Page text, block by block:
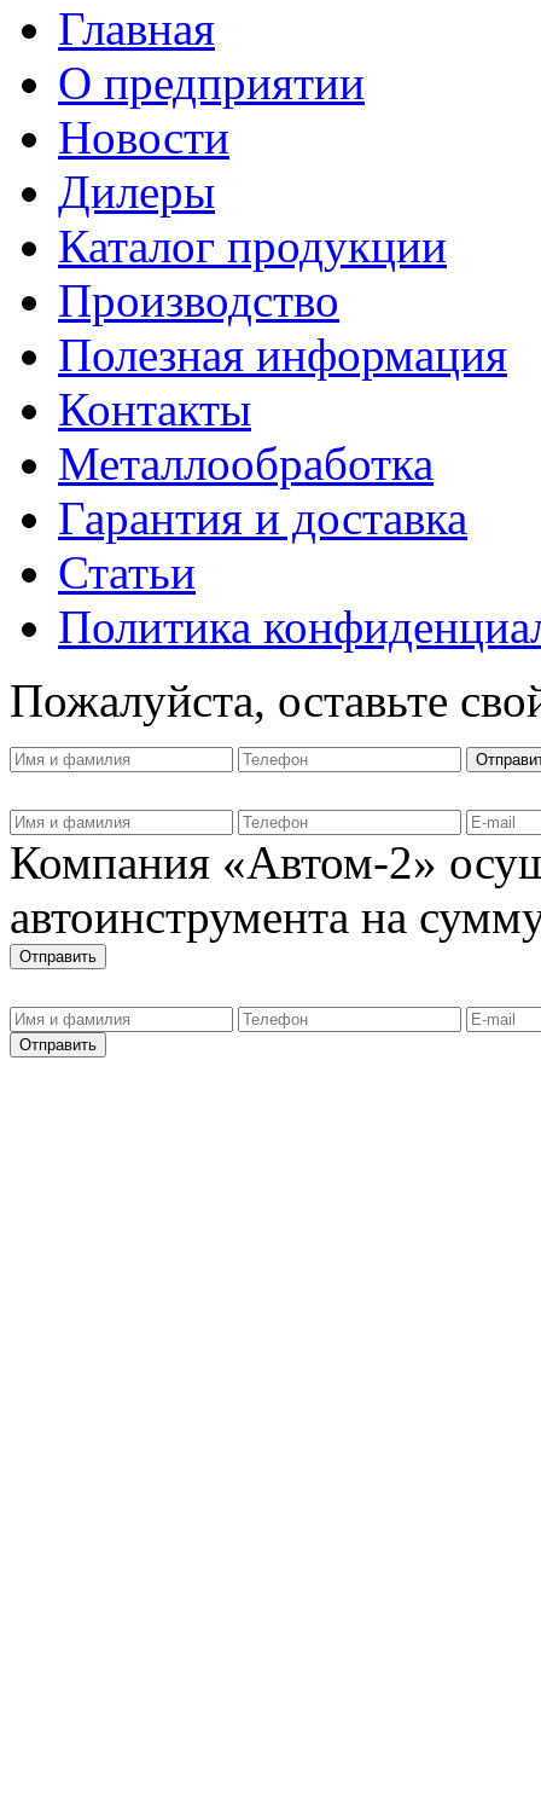
Главная
О предприятии
Новости
Дилеры
Каталог продукции
Производство
Полезная информация
Контакты
Металлообработка
Гарантия и доставка
Статьи
Политика
Пожалуйста, оставьте
Компания «Автом-2»
автоинструмента на